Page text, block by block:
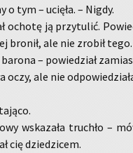
tym – ucię­ła. – Nigdy.
ocho­tę ją przy­tu­lić.
bro­nił, ale nie zro­bił
– po­wie­dział
oczy, ale nie
wska­za­ła tru­chło –
cię dzie­dzi­cem.